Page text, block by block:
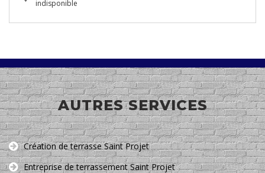
indisponible
AUTRES SERVICES
Création de terrasse Saint Projet
Entreprise de terrassement Saint Projet